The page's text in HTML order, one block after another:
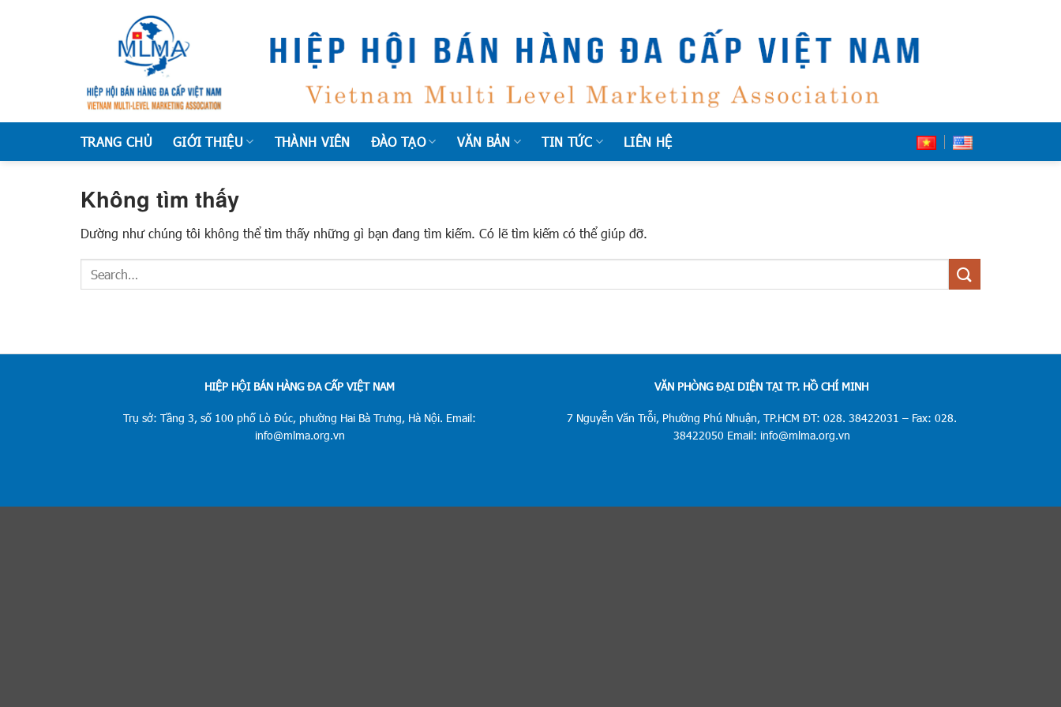
TRANG CHỦ GIỚI THIỆU THÀNH VIÊN ĐÀO TẠO VĂN BẢN TIN TỨC LIÊN HỆ
Không tìm thấy
Dường như chúng tôi không thể tìm thấy những gì bạn đang tìm kiếm. Có lẽ tìm kiếm có thể giúp đỡ.
HIỆP HỘI BÁN HÀNG ĐA CẤP VIỆT NAM
Trụ sở: Tầng 3, số 100 phố Lò Đúc, phường Hai Bà Trưng, Hà Nội. Email:
info@mlma.org.vn
VĂN PHÒNG ĐẠI DIỆN TẠI TP. HỒ CHÍ MINH
7 Nguyễn Văn Trỗi, Phường Phú Nhuận, TP.HCM ĐT: 028. 38422031 – Fax: 028.
38422050 Email: info@mlma.org.vn